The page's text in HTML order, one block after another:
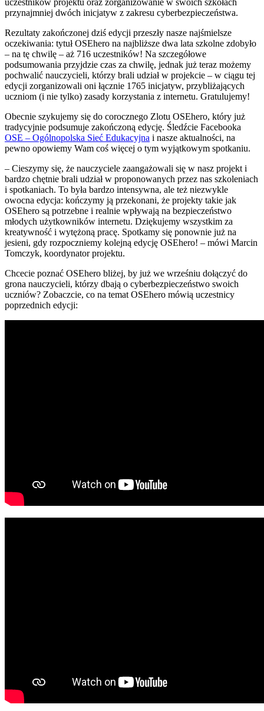
uczestników projektu oraz zorganizowanie w swoich szkołach
przynajmniej dwóch inicjatyw z zakresu cyberbezpieczeństwa.
Rezultaty zakończonej dziś edycji przeszły nasze najśmielsze
oczekiwania: tytuł OSEhero na najbliższe dwa lata szkolne zdobyło
– na tę chwilę – aż 716 uczestników! Na szczegółowe
podsumowania przyjdzie czas za chwilę, jednak już teraz możemy
pochwalić nauczycieli, którzy brali udział w projekcie – w ciągu tej
edycji zorganizowali oni łącznie 1765 inicjatyw, przybliżających
uczniom (i nie tylko) zasady korzystania z internetu. Gratulujemy!
Obecnie szykujemy się do corocznego Zlotu OSEhero, który już
tradycyjnie podsumuje zakończoną edycję. Śledźcie Facebooka
OSE – Ogólnopolska Sieć Edukacyjna i nasze aktualności, na
pewno opowiemy Wam coś więcej o tym wyjątkowym spotkaniu.
– Cieszymy się, że nauczyciele zaangażowali się w nasz projekt i
bardzo chętnie brali udział w proponowanych przez nas szkoleniach
i spotkaniach. To była bardzo intensywna, ale też niezwykle
owocna edycja: kończymy ją przekonani, że projekty takie jak
OSEhero są potrzebne i realnie wpływają na bezpieczeństwo
młodych użytkowników internetu. Dziękujemy wszystkim za
kreatywność i wytężoną pracę. Spotkamy się ponownie już na
jesieni, gdy rozpoczniemy kolejną edycję OSEhero! – mówi Marcin
Tomczyk, koordynator projektu.
Chcecie poznać OSEhero bliżej, by już we wrześniu dołączyć do
grona nauczycieli, którzy dbają o cyberbezpieczeństwo swoich
uczniów? Zobaczcie, co na temat OSEhero mówią uczestnicy
poprzednich edycji: